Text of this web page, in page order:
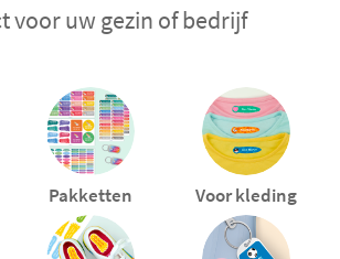
voor uw gezin of bedrijf
Pakketten Voor kleding